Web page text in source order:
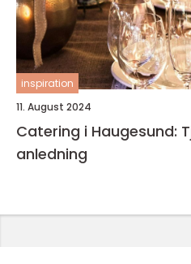
inspiration
11. August 2024
Catering i Haugesund:
anledning